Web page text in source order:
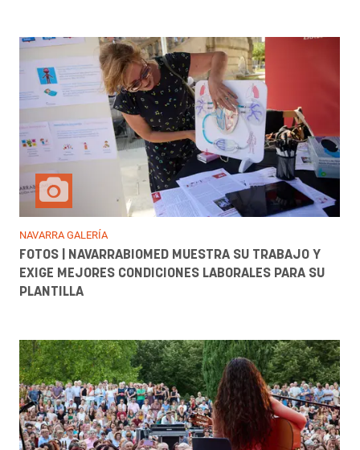
NAVARRA GALERÍA
FOTOS | NAVARRABIOMED MUESTRA SU TRABAJO Y
EXIGE MEJORES CONDICIONES LABORALES PARA SU
PLANTILLA